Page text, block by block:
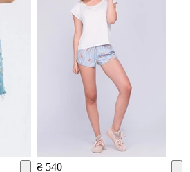
₴ 540